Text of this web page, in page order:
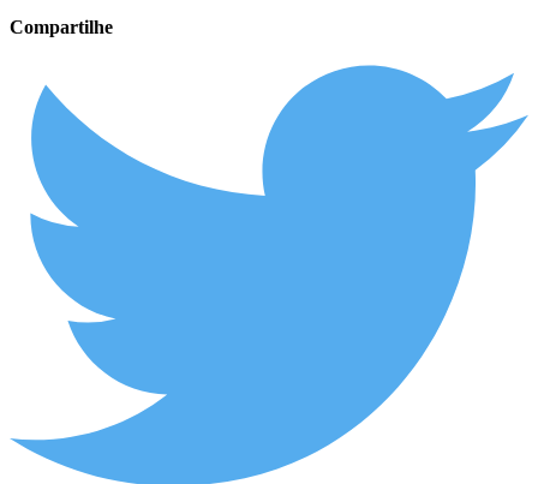
Compartilhe